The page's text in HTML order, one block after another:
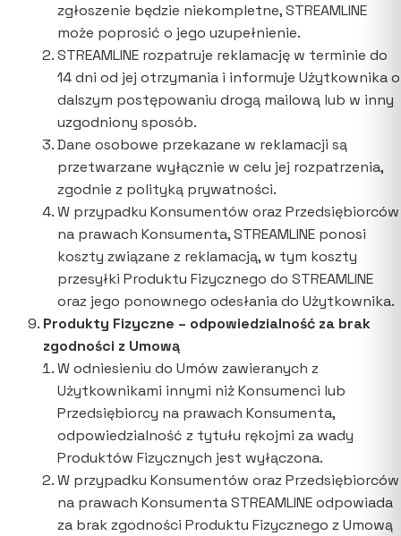
zgłoszenie będzie niekompletne, STREAMLINE
może poprosić o jego uzupełnienie.
STREAMLINE rozpatruje reklamację w terminie do
14 dni od jej otrzymania i informuje Użytkownika o
dalszym postępowaniu drogą mailową lub w inny
uzgodniony sposób.
Dane osobowe przekazane w reklamacji są
przetwarzane wyłącznie w celu jej rozpatrzenia,
zgodnie z polityką prywatności.
W przypadku Konsumentów oraz Przedsiębiorców
na prawach Konsumenta, STREAMLINE ponosi
koszty związane z reklamacją, w tym koszty
przesyłki Produktu Fizycznego do STREAMLINE
oraz jego ponownego odesłania do Użytkownika.
Produkty Fizyczne – odpowiedzialność za brak
zgodności z Umową
W odniesieniu do Umów zawieranych z
Użytkownikami innymi niż Konsumenci lub
Przedsiębiorcy na prawach Konsumenta,
odpowiedzialność z tytułu rękojmi za wady
Produktów Fizycznych jest wyłączona.
W przypadku Konsumentów oraz Przedsiębiorców
na prawach Konsumenta STREAMLINE odpowiada
za brak zgodności Produktu Fizycznego z Umową